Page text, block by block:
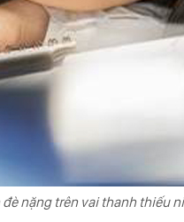
nặng trên vai thanh thiếu